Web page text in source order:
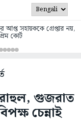
আপ্ত সহায়ককে গ্রেপ্তার নয়,
কোর্ট
গুজরাত
চেন্নাই